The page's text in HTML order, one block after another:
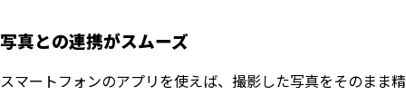
写真との連携がスムーズ
スマートフォンのアプリを使えば、撮影した写真をそのまま